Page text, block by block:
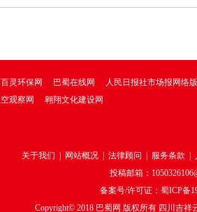
百灵环保网 巴蜀在线网
人民日报社市场报网络版
观察网 翱翔文化建设网
关于我们 网站概况 法律顾问 服务条款
投稿邮箱：
备案号/许可证：蜀ICP备
Copyright© 2018 巴蜀网 版权所有 四川吉